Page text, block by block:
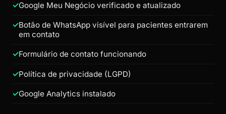
Google Meu Negócio verificado e atualizado
Botão de WhatsApp visível para pacientes entrarem
em contato
Formulário de contato funcionando
Política de privacidade (LGPD)
Google Analytics instalado